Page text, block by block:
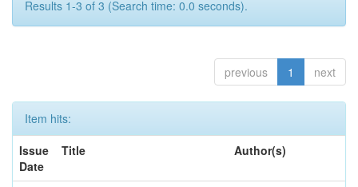
Results 1-3 of 3 (Search time: 0.0 seconds).
previous 1 next
Item hits:
Issue
Date
Title Author(s)